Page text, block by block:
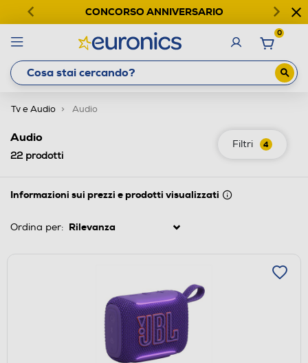
CONCORSO ANNIVERSARIO
0
Tv e Audio Audio
Filtri 4
Audio
22prodotti
Informazioni sui prezzi e prodotti visualizzati
Ordina per: